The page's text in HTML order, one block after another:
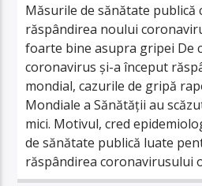
Măsurile de sănătate publică
răspândirea noului
foarte bine asupra gripei De
coronavirus și-a început
mondial, cazurile de gripă
Mondiale a Sănătății au
mici. Motivul, cred
de sănătate publică luate
răspândirea coronavirusului